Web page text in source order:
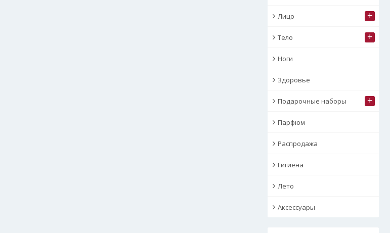
Лицо +
Тело +
Ноги
Здоровье
Подарочные наборы +
Парфюм
Распродажа
Гигиена
Лето
Аксессуары